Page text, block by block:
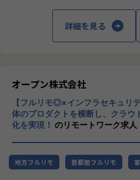
【組織の特徴・魅力】
・「真のデータドリブンコンサル
お客様の真のパートナーになるこ
・プロジェクトベースではなく、
いくため、よりお客様に深く入
お客様のデータ活用を促進させる
す。
適正に応じて、会社の指示する業
■Mission：専門性
ズに応えるため、
ナルサービスの大
掲げております。
力、深い経験から
な分析力をハイク
供することで、企
ることを私たちは使
詳細を見る
オープン株式会社
【フルリモ◎×インフラセキュリ
体のプロダクトを横断し、クラウ
化を実現！ のリモートワーク求人
地方フルリモ 首都圏フルリモ